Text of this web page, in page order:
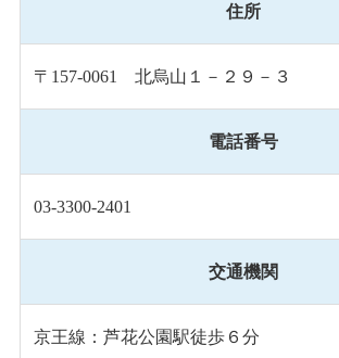
住所
〒157-0061 北烏山１－２９－３
電話番号
03-3300-2401
交通機関
京王線：芦花公園駅徒歩６分